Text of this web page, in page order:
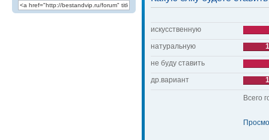
искусственную
натуральную
1
не буду ставить
др.вариант
1
Всего